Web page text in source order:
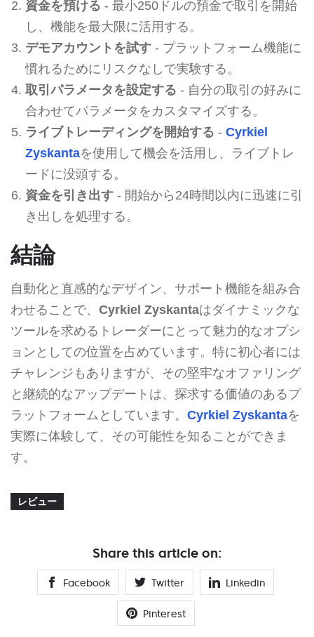
資金を預ける - 最小250ドルの預金で取引を開始
し、機能を最大限に活用する。
デモアカウントを試す- プラットフォーム機能に
慣れるためにリスクなしで実験する。
取引パラメータを設定する - 自分の取引の好みに
合わせてパラメータをカスタマイズする。
ライブトレーディングを開始する - Cyrkiel
Zyskantaを使用して機会を活用し、ライブトレ
ードに没頭する。
資金を引き出す- 開始から24時間以内に迅速に引
き出しを処理する。
結論
自動化と直感的なデザイン、サポート機能を組み合
わせることで、 Cyrkiel Zyskantaはダイナミックな
ツールを求めるトレーダーにとって魅力的なオプシ
ョンとしての位置を占めています。特に初心者には
チャレンジもありますが、その堅牢なオファリング
と継続的なアップデートは、探求する価値のあるプ
ラットフォームとしています。 Cyrkiel Zyskantaを
実際に体験して、その可能性を知ることができま
す。
レビュー
Share this article on:
Facebook Twitter Linkedin
Pinterest